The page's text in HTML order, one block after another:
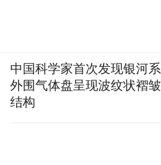
中国科学家首次发现银河系
外围气体盘呈现波纹状褶皱
结构